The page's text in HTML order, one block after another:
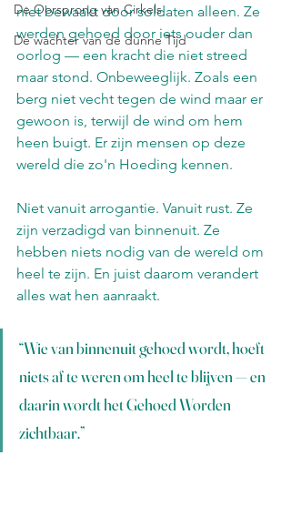
De Oorsprong van Cirkels
De wachter van de dunne Tijd
niet bewaakt door soldaten alleen. Ze
werden gehoed door iets ouder dan
oorlog — een kracht die niet streed
maar stond. Onbeweeglijk. Zoals een
berg niet vecht tegen de wind maar er
gewoon is, terwijl de wind om hem
heen buigt. Er zijn mensen op deze
wereld die zo'n Hoeding kennen.
Niet vanuit arrogantie. Vanuit rust. Ze
zijn verzadigd van binnenuit. Ze
hebben niets nodig van de wereld om
heel te zijn. En juist daarom verandert
alles wat hen aanraakt.
“Wie van binnenuit gehoed wordt, hoeft
niets af te weren om heel te blijven — en
daarin wordt het Gehoed Worden
zichtbaar.”